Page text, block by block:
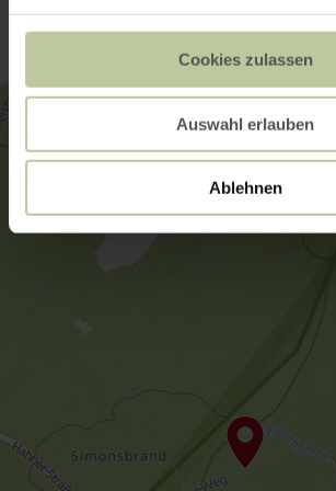
Cookies zulassen
Auswahl erlauben
Ablehnen